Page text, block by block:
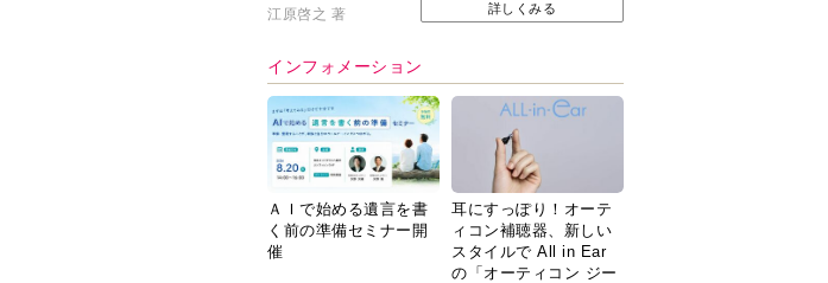
江原啓之 著 詳しくみる
インフォメーション
ＡＩで始める遺言を書
く前の準備セミナー開
催
耳にすっぽり！オーテ
ィコン補聴器、新しい
スタイルで All in Ear
の「オーティコン ジー